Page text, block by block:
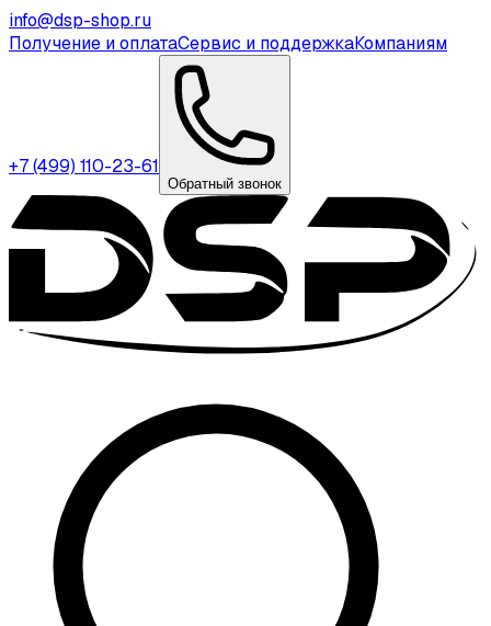
info@dsp-shop.ru
Получение и оплатаСервис и поддержкаКомпаниям
+7 (499) 110-23-61
Обратный звонок